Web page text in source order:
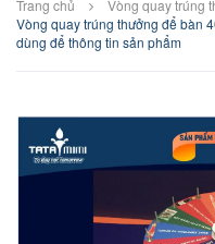
Trang chủ
Vòng quay trúng
Vòng quay trúng thưởng để bàn
dùng để thông tin sản phẩm